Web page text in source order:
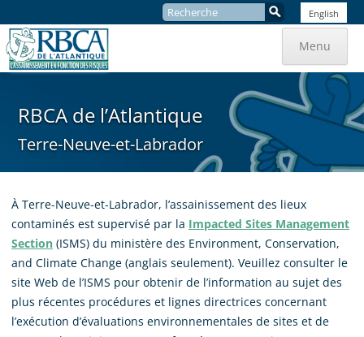
Menu
Recherche
: English
RBCA de l’Atlantique
Terre-Neuve-et-Labrador
À Terre-Neuve-et-Labrador, l’assainissement des lieux
contaminés est supervisé par la Impacted Sites Management
Section (ISMS) du ministère des Environment, Conservation,
and Climate Change (anglais seulement). Veuillez consulter le
site Web de l’ISMS pour obtenir de l’information au sujet des
plus récentes procédures et lignes directrices concernant
l’exécution d’évaluations environnementales de sites et de